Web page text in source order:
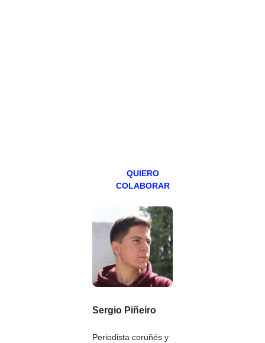
QUIERO
COLABORAR
Sergio Piñeiro
Periodista coruñés y